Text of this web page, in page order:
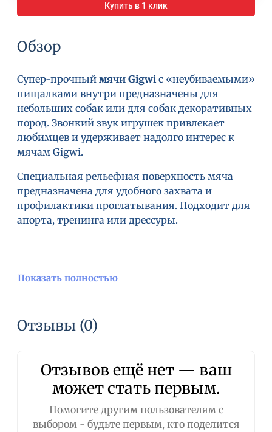
Купить в 1 клик
Обзор
Супер-прочный мячи Gigwi с «неубиваемыми»
пищалками внутри предназначены для
небольших собак или для собак декоративных
пород. Звонкий звук игрушек привлекает
любимцев и удерживает надолго интерес к
мячам Gigwi.
Специальная рельефная поверхность мяча
предназначена для удобного захвата и
профилактики проглатывания. Подходит для
апорта, тренинга или дрессуры.
Показать полностью
Отзывы (0)
Отзывов ещё нет — ваш
может стать первым.
Помогите другим пользователям с
выбором - будьте первым, кто поделится